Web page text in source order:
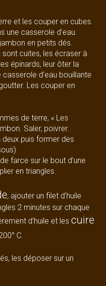
et les couper en cubes.
une casserole d’eau.
en petits dés.
cuites, les écraser à
épinards, leur ôter la
d’eau bouillante
Les couper en
de terre, « Les
Saler, poivrer.
deux puis former des
farce sur le bout d’une
en triangles.
, ajouter un filet d’huile
2 minutes sur chaque
d’huile et lescuire
C.
les déposer sur un